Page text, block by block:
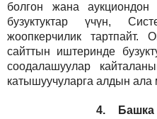
болгон жана аукциондон
бузуктуктар үчүн,
жоопкерчилик тартпайт.
сайттын иштеринде
соодалашуулар
катышуучуларга алдын ала
4.
Башка